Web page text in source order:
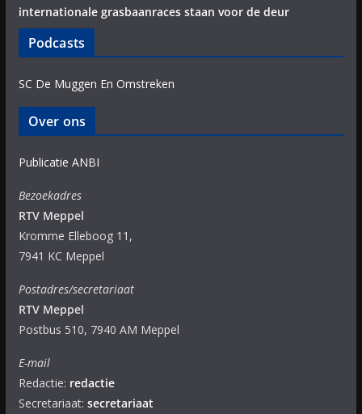
internationale grasbaanraces staan voor de deur
Podcasts
SC De Muggen En Omstreken
Over ons
Publicatie ANBI
Bezoekadres
RTV Meppel
Kromme Elleboog 11,
7941 KC Meppel
Postadres/secretariaat
RTV Meppel
Postbus 510, 7940 AM Meppel
E-mail
Redactie: redactie
Secretariaat: secretariaat